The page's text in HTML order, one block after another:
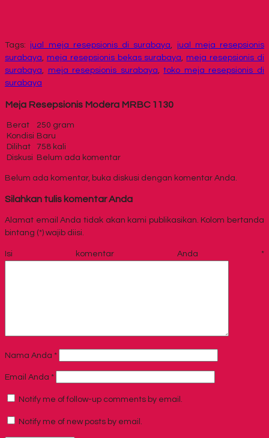
Tags:jual meja resepsionis di surabaya, jual meja resepsionis
surabaya, meja resepsionis bekas surabaya,meja resepsionis di
surabaya, meja resepsionis surabaya,toko meja resepsionis di
surabaya
Meja Resepsionis Modera MRBC 1130
Berat
250 gram
Kondisi Baru
Dilihat
758 kali
Diskusi
Belum ada komentar
Belum ada komentar, buka diskusi dengan komentar Anda.
Silahkan tulis komentar Anda
Alamat email Anda tidak akan kami publikasikan. Kolom bertanda
bintang (*) wajib diisi.
Isi komentar Anda *
Nama Anda *
Email Anda *
Notify me of follow-up comments by email.
Notify me of new posts by email.